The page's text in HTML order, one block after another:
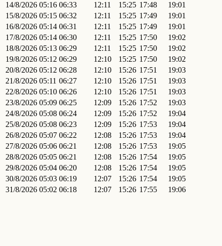
14/8/2026 05:16 06:33 12:11 15:25 17:48
19:01
15/8/2026 05:15 06:32 12:11 15:25 17:49
19:01
16/8/2026 05:14 06:31 12:11 15:25 17:49
19:01
17/8/2026 05:14 06:30 12:11 15:25 17:50
19:02
18/8/2026 05:13 06:29 12:11 15:25 17:50
19:02
19/8/2026 05:12 06:29 12:10 15:25 17:50
19:02
20/8/2026 05:12 06:28 12:10 15:26 17:51
19:03
21/8/2026 05:11 06:27 12:10 15:26 17:51
19:03
22/8/2026 05:10 06:26 12:10 15:26 17:51
19:03
23/8/2026 05:09 06:25 12:09 15:26 17:52
19:03
24/8/2026 05:08 06:24 12:09 15:26 17:52
19:04
25/8/2026 05:08 06:23 12:09 15:26 17:53
19:04
26/8/2026 05:07 06:22 12:08 15:26 17:53
19:04
27/8/2026 05:06 06:21 12:08 15:26 17:53
19:05
28/8/2026 05:05 06:21 12:08 15:26 17:54
19:05
29/8/2026 05:04 06:20 12:08 15:26 17:54
19:05
30/8/2026 05:03 06:19 12:07 15:26 17:54
19:05
31/8/2026 05:02 06:18 12:07 15:26 17:55 19:06